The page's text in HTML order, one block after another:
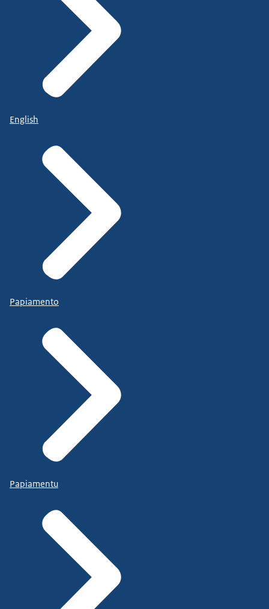
English
Papiamento
Papiamentu